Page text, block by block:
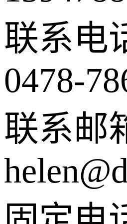
联系电
0478-
联系邮